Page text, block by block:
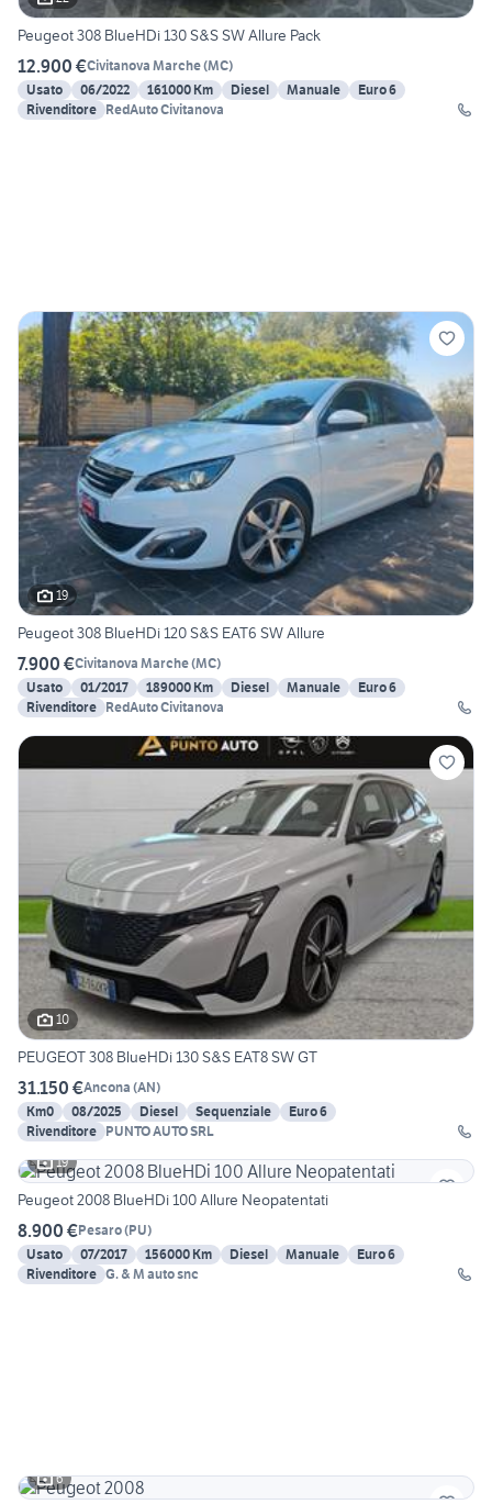
Peugeot 308 BlueHDi 130 S&S SW Allure Pack
12.900 €Civitanova Marche(MC)
Usato
06/2022 161000 Km Diesel Manuale
Euro 6
Rivenditore RedAuto Civitanova
19
Peugeot 308 BlueHDi 120 S&S EAT6 SW Allure
7.900 €Civitanova Marche(MC)
Usato
01/2017 189000 Km Diesel Manuale
Euro 6
Rivenditore RedAuto Civitanova
10
PEUGEOT 308 BlueHDi 130 S&S EAT8 SW GT
31.150 €Ancona (AN)
Km0
08/2025 Diesel Sequenziale
Euro 6
Rivenditore PUNTO AUTO SRL
19
Peugeot 2008 BlueHDi 100 Allure Neopatentati
8.900 €Pesaro(PU)
Usato
07/2017 156000 Km Diesel Manuale
Euro 6
Rivenditore G. & M auto snc
6